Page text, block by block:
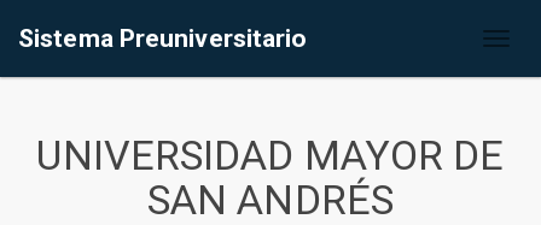
Sistema Preuniversitario
UNIVERSIDAD MAYOR DE
SAN ANDRÉS